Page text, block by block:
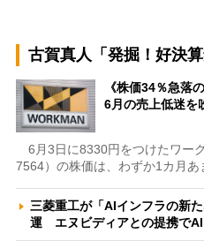
古賀真人「発掘！好決算
《株価34％急落
6月の売上低迷を
6月3日に8330円をつけたワー
7564）の株価は、わずか1カ月あ
三菱重工が「AIインフラの新
運 エヌビディアとの提携で